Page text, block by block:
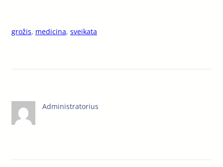
grožis, medicina, sveikata
Administratorius